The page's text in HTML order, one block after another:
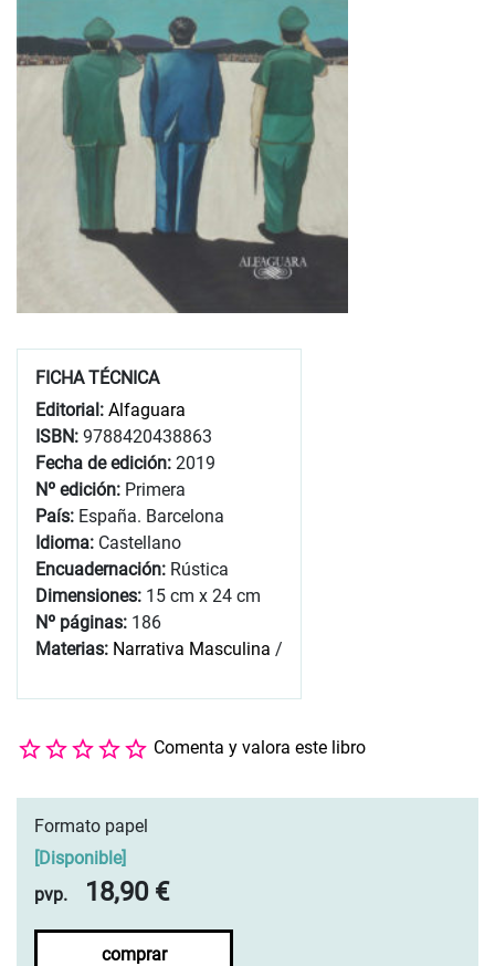
FICHA TÉCNICA
Editorial: Alfaguara
ISBN: 9788420438863
Fecha de edición: 2019
Nº edición: Primera
País: España. Barcelona
Idioma: Castellano
Encuadernación: Rústica
Dimensiones: 15 cm x 24 cm
Nº páginas: 186
Materias: Narrativa Masculina /
Comenta y valora este libro
Formato papel
[Disponible]
pvp.
18,90 €
comprar